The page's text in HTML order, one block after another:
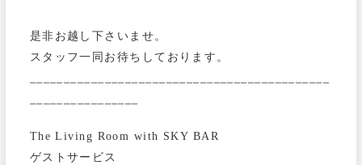
是非お越し下さいませ。
スタッフ一同お待ちしております。
The Living Room with SKY BAR
ゲストサービス